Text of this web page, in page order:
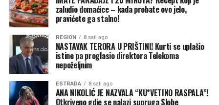
osobe koje administracija svrstava u kategoriju
“neprijateljskih stranaca”, kao i na druge specifične
kategorije, prenosi CNN.
Konzervativne sudije bile podijeljene
Iako je Tramp izgubio slučaj rezultatom 6:3, odluka je
pokazala ozbiljne razlike među konzervativnim sudijama
Vrhovnog suda.
zaludio domaćice – kada probate ovo jelo,
pravićete ga stalno!
REGION 8 sati ago
NASTAVAK TERORA U PRIŠTINI! Kurti se uplašio
istine pa proglasio direktora Telekoma
nepoželjnim
ESTRADA 8 sati ago
ANA NIKOLIĆ JE NAZVALA “KU*VETINO RASPALA”!
Otkriveno gdje se nalazi supruga Slobe